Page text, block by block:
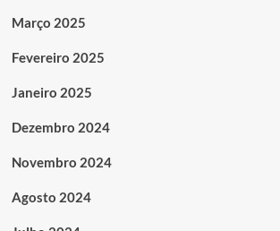
Março 2025
Fevereiro 2025
Janeiro 2025
Dezembro 2024
Novembro 2024
Agosto 2024